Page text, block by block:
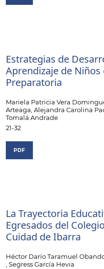
Estrategias de
Aprendizaje de Niños
Preparatoria
Mariela Patricia Vera
Arteaga, Alejandra Carolina
Tomalá Andrade
21-32
PDF
La Trayectoria
Egresados del
Cuidad de Ibarra
Héctor Darío Taramuel
, Segress García Hevia